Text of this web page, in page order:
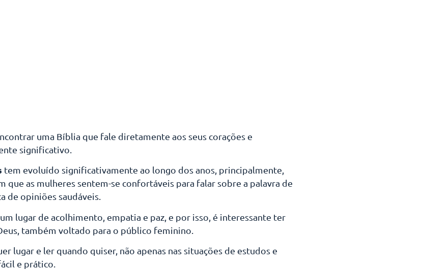
uma Bíblia que fale diretamente aos seus corações e
significativo.
tem evoluído significativamente ao longo dos anos, principalmente,
que as mulheres sentem-se confortáveis para falar sobre a palavra de
de opiniões saudáveis.
lugar de acolhimento, empatia e paz, e por isso, é interessante ter
também voltado para o público feminino.
lugar e ler quando quiser, não apenas nas situações de estudos e
e prático.